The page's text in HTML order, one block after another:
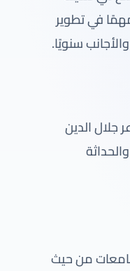
لعبت الجامعة دورًا مهمًا في تطوير
سنويًا.
جلال الدين
من حيث